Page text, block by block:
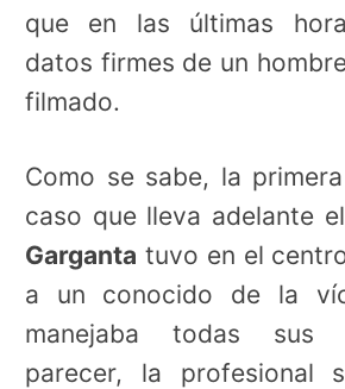
que en las últimas
datos firmes de un
filmado.
Como se sabe, la
caso que lleva adelante
Garganta tuvo en el
a un conocido de la
manejaba todas sus
parecer, la profesional